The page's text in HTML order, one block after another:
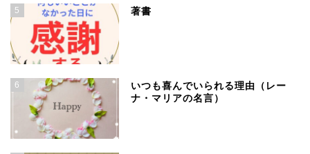
5 著書
6
いつも喜んでいられる理由（レー
ナ・マリアの名言）